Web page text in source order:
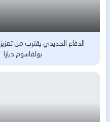
الدفاع الجديدي يقترب من
بولقاسوم ديارا